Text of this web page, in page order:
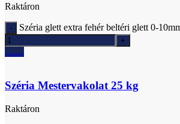
Raktáron
Széria glett extra fehér beltéri glett 0-
Ajánlatkérés
Széria Mestervakolat 25 kg
Raktáron